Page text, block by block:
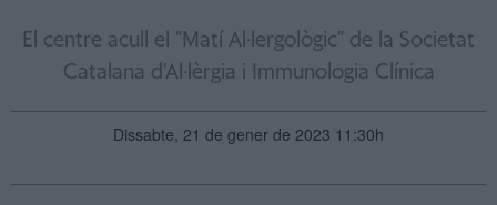
El centre acull el “Matí Al·lergològic” de la Societat
Catalana d’Al·lèrgia i Immunologia Clínica
Dissabte, 21 de gener de 2023 11:30h